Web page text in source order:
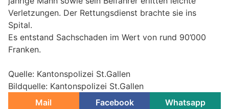
Verletzungen. Der Rettungsdienst brachte sie ins
Spital.
Es entstand Sachschaden im Wert von rund 90’000
Franken.
Quelle: Kantonspolizei St.Gallen
Bildquelle: Kantonspolizei St.Gallen
Mail
Facebook Whatsapp